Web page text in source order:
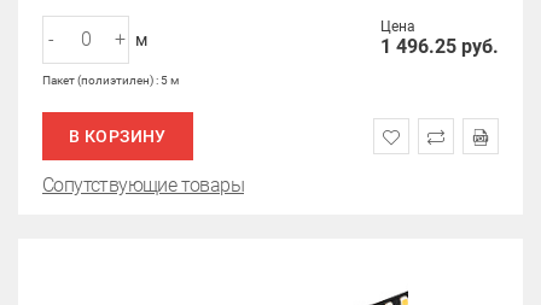
Цена
1 496.25 руб.
- + м
Пакет (полиэтилен) : 5 м
В КОРЗИНУ
Сопутствующие товары